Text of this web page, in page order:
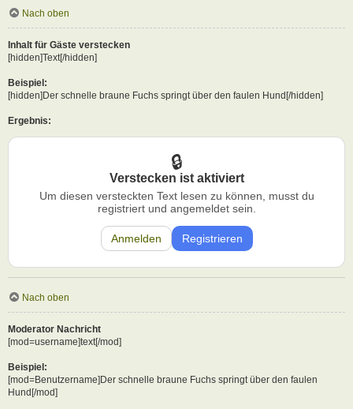
Nach oben
Inhalt für Gäste verstecken
[hidden]Text[/hidden]
Beispiel:
[hidden]Der schnelle braune Fuchs springt über den faulen Hund[/hidden]
Ergebnis:
Verstecken ist aktiviert
Um diesen versteckten Text lesen zu können, musst du
registriert und angemeldet sein.
Anmelden Registrieren
Nach oben
Moderator Nachricht
[mod=username]text[/mod]
Beispiel:
[mod=Benutzername]Der schnelle braune Fuchs springt über den faulen
Hund[/mod]